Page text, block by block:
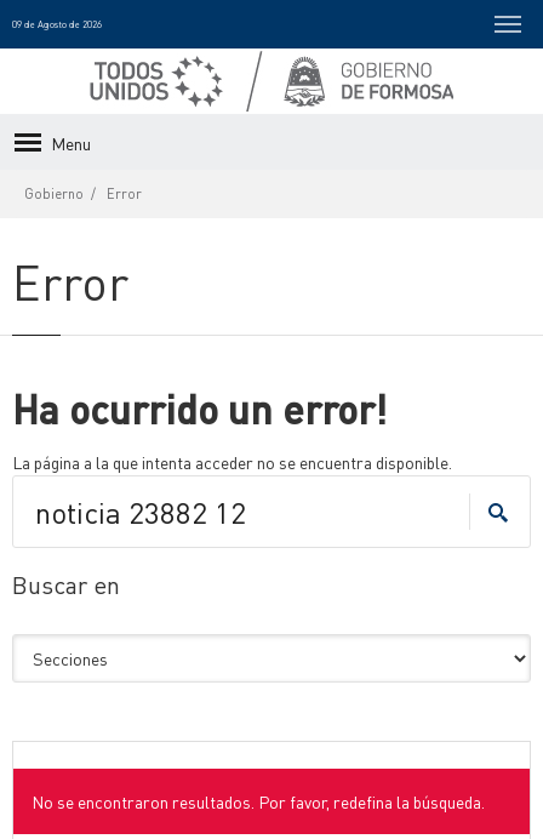
09 de Agosto de 2026
Menu
Gobierno Error
Error
Ha ocurrido un error!
La página a la que intenta acceder no se encuentra disponible.
Buscar en
No se encontraron resultados. Por favor, redefina la búsqueda.